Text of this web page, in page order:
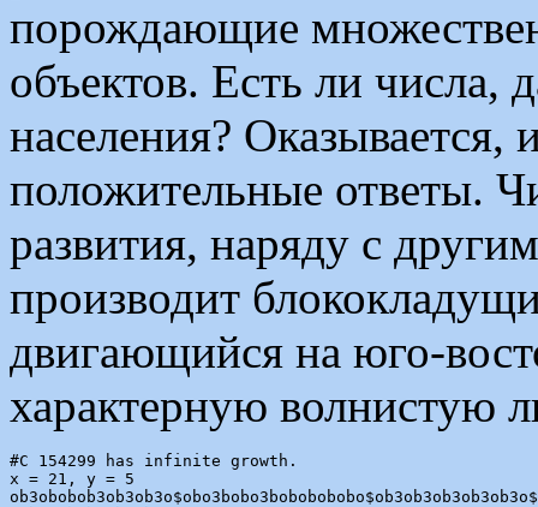
порождающие
объектов. Есть ли
населения? Оказывается,
положительные ответы.
развития, наряду с
производит
двигающийся на юго-
характерную волнистую
#C 154299 has infinite growth.
x = 21, y = 5